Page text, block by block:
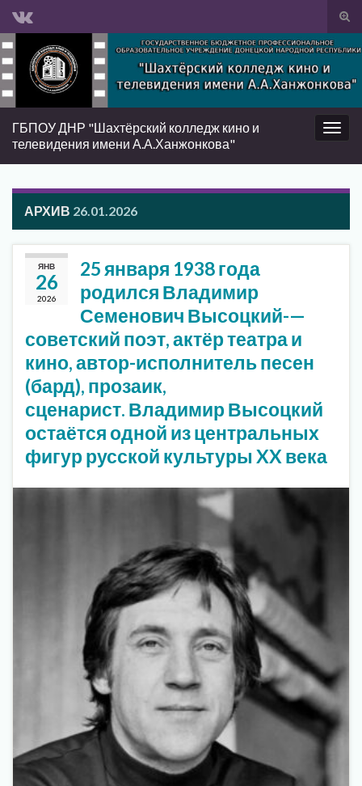
Вкл/
Search for:
Вкл/
ГБПОУ ДНР "Шахтёрский колледж кино и
телевидения имени А.А.Ханжонкова"
АРХИВ 26.01.2026
ЯНВ
26
2026
25 января 1938 года
родился Владимир
Семенович Высоцкий-—
советский поэт, актёр театра и
кино, автор-исполнитель песен
(бард), прозаик,
сценарист. Владимир Высоцкий
остаётся одной из центральных
фигур русской культуры XX века